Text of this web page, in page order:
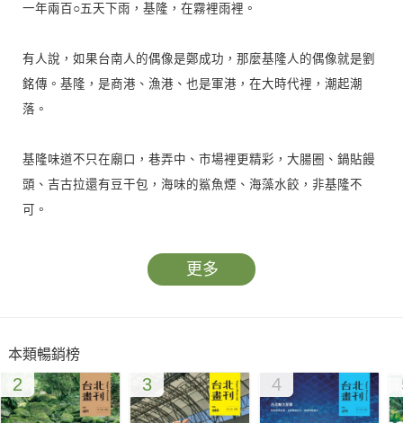
一年兩百○五天下雨，基隆，在霧裡雨裡。
有人說，如果台南人的偶像是鄭成功，那麼基隆人的偶像就是劉
銘傳。基隆，是商港、漁港、也是軍港，在大時代裡，潮起潮
落。
基隆味道不只在廟口，巷弄中、市場裡更精彩，大腸圈、鍋貼饅
頭、吉古拉還有豆干包，海味的鯊魚煙、海藻水餃，非基隆不
可。
基隆還是一場舊夢，聽一段雞籠的戰爭史詩，從白米甕、槓子
寮、大武崙到海門天險二沙灣，砲台的斑駁還在，最好的高度，
基隆海岸，是進入東台灣前的預告片，沿岸驚奇的地質舞台，在
潮境公園與和平島上，任大自然千萬年揮灑。平溪深澳線的海科
更多
本類暢銷榜
2 3 4